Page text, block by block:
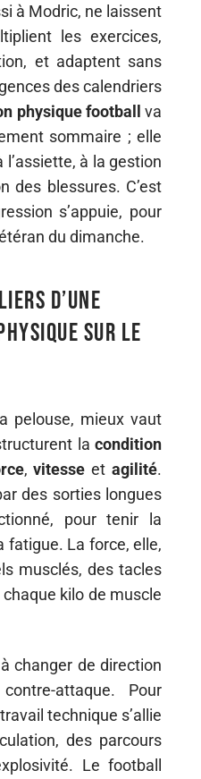
à Modric, ne laissent
les exercices,
et adaptent sans
des calendriers
physique football va
sommaire ; elle
l’assiette, à la gestion
des blessures. C’est
s’appuie, pour
du dimanche.
d’une
sur le
pelouse, mieux vaut
la condition
,vitesse etagilité.
des sorties longues
pour tenir la
fatigue. La force, elle,
musclés, des tacles
kilo de muscle
changer de direction
attaque. Pour
technique s’allie
des parcours
Le football